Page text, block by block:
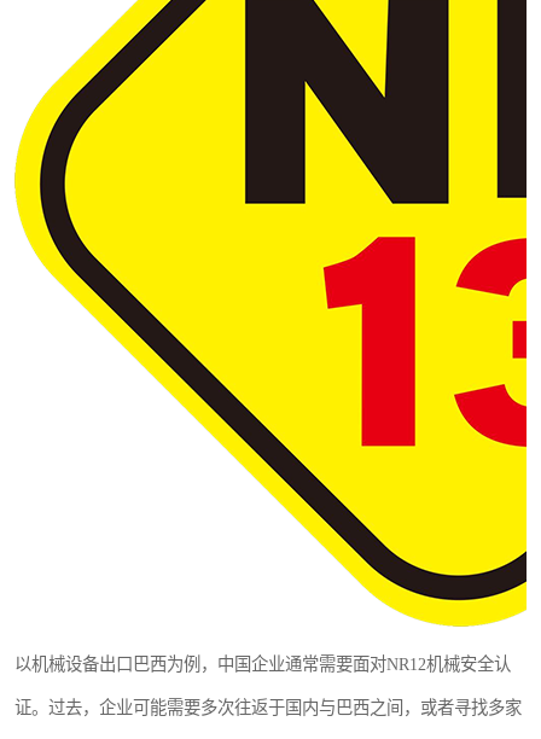
以机械设备出口巴西为例，中国企业通常需要面对NR12机械安全认
证。过去，企业可能需要多次往返于国内与巴西之间，或者寻找多家